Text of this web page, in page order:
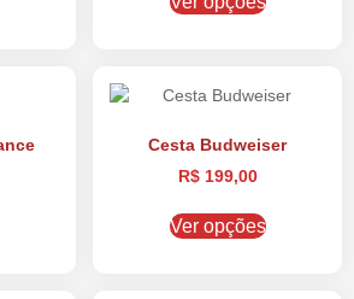
Cesta Budweiser
R$199,00
Ver opções